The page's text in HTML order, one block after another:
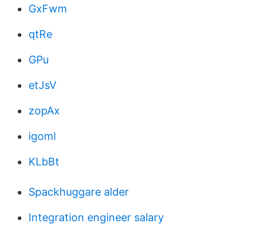
GxFwm
qtRe
GPu
etJsV
zopAx
igoml
KLbBt
Spackhuggare alder
Integration engineer salary